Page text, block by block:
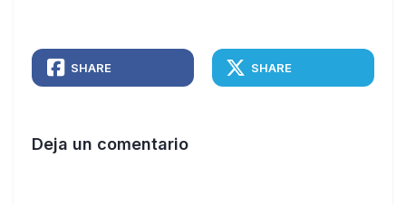
SHARE SHARE
Deja un comentario